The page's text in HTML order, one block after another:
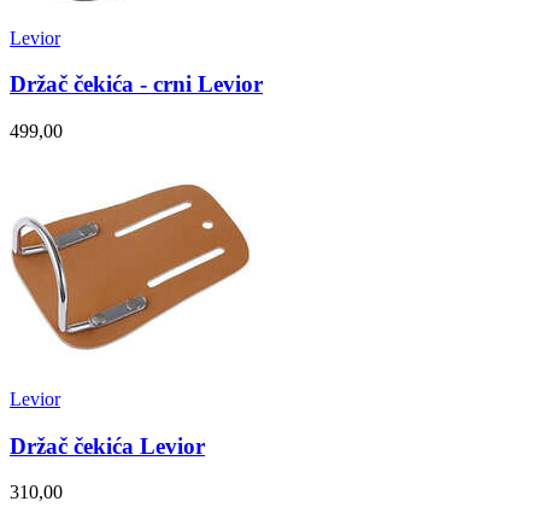
Levior
Držač čekića - crni Levior
499,00
Levior
Držač čekića Levior
310,00